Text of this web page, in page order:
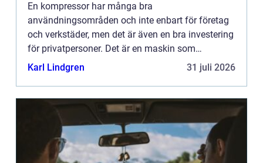
En kompressor har många bra
användningsområden och inte enbart för företag
och verkstäder, men det är även en bra investering
för privatpersoner. Det är en maskin som
komprimerar luften och den kan också
Karl Lindgren 31 juli 2026